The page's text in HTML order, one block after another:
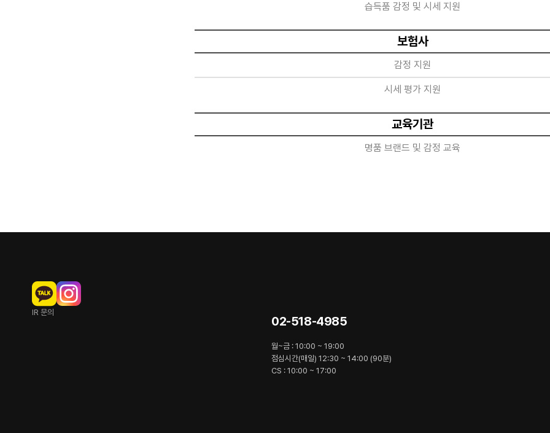
습득품 감정 및 시세 지원
보험사
감정 지원
시세 평가 지원
교육기관
명품 브랜드 및 감정 교육
IR 문의
02-518-4985
월~금 : 10:00 ~ 19:00
점심시간(매일) 12:30 ~ 14:00 (90분)
CS : 10:00 ~ 17:00